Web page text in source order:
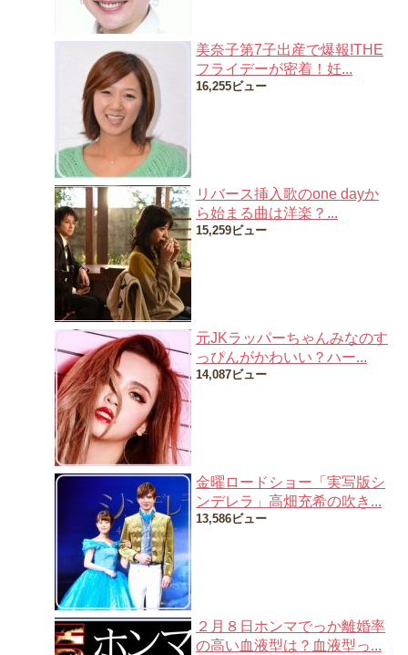
美奈子第7子出産で爆報!THE
フライデーが密着！妊...
16,255ビュー
リバース挿入歌のone dayか
ら始まる曲は洋楽？...
15,259ビュー
元JKラッパーちゃんみなのす
っぴんがかわいい？ハー...
14,087ビュー
金曜ロードショー「実写版シ
ンデレラ」高畑充希の吹き...
13,586ビュー
２月８日ホンマでっか離婚率
の高い血液型は？血液型っ...